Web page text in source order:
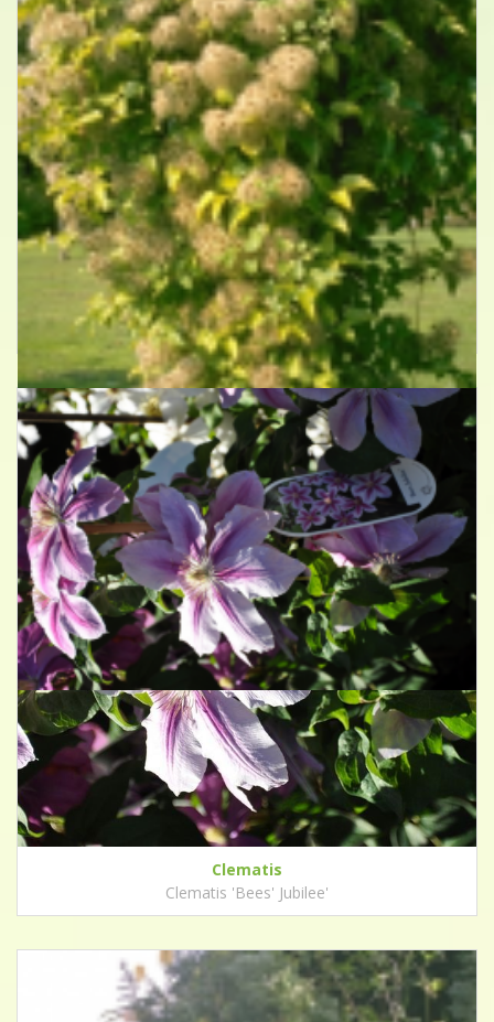
Bosrank
Clematis vitalba
Clematis
Clematis 'Bees' Jubilee'